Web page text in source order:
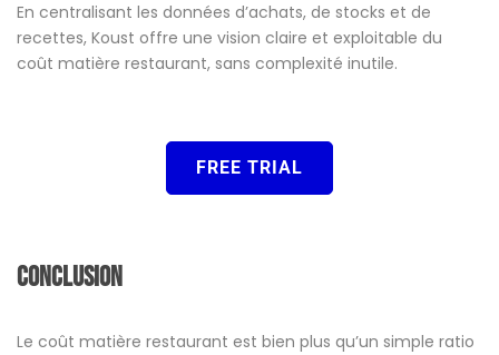
En centralisant les données d’achats, de stocks et de
recettes, Koust offre une vision claire et exploitable du
coût matière restaurant, sans complexité inutile.
FREE TRIAL
Conclusion
Le coût matière restaurant est bien plus qu’un simple ratio